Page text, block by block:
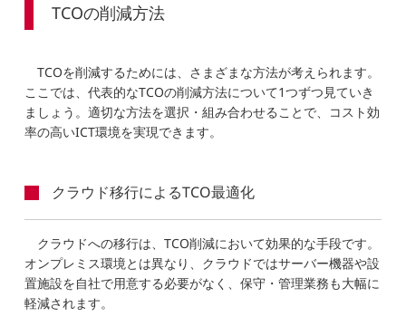
TCOの削減方法
TCOを削減するためには、さまざまな方法が考えられます。
ここでは、代表的なTCOの削減方法について1つずつ見ていき
ましょう。適切な方法を選択・組み合わせることで、コスト効
率の高いICT環境を実現できます。
クラウド移行によるTCO最適化
クラウドへの移行は、TCO削減において効果的な手段です。
オンプレミス環境とは異なり、クラウドではサーバー機器や設
置施設を自社で用意する必要がなく、保守・管理業務も大幅に
軽減されます。